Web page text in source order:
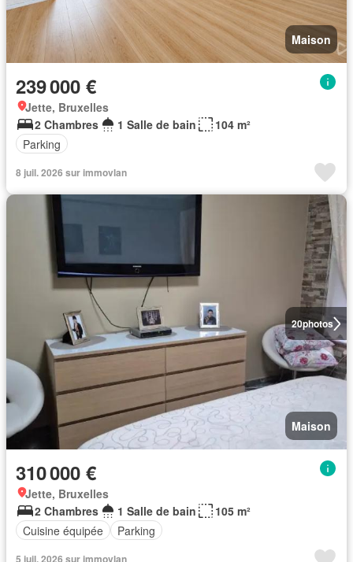
Maison
239 000 €
Jette, Bruxelles
2 Chambres
1 Salle de bain
104 m²
Parking
8 juil. 2026 sur immovlan
20photos
Maison
310 000 €
Jette, Bruxelles
2 Chambres
1 Salle de bain
105 m²
Cuisine équipée
Parking
5 juil. 2026 sur immovlan